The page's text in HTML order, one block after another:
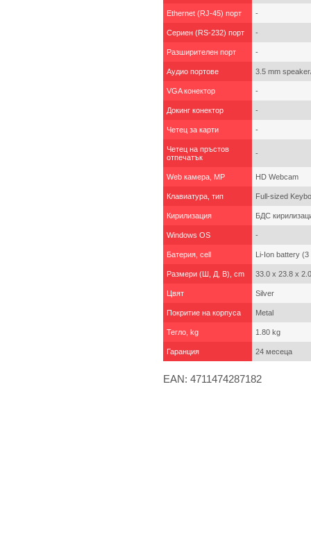
Ethernet (RJ-45) порт -
Сериен (RS-232) порт -
Разширителен порт -
Аудио портове 3.5 mm
VGA конектор -
Докинг конектор -
Четец за карти -
Четец на пръстов
отпечатък
-
Web камера, MP HD Webcam
Клавиатура, тип Full-sized
Кирилизация БДС
Windows OS -
Батерия, cell Li-Ion battery
Размери (Ш, Д, В), cm 33.0 x 23.8 x
Цвят Silver
Покритие на корпуса Metal
Тегло, kg 1.80 kg
Гаранция 24 месеца
EAN: 4711474287182